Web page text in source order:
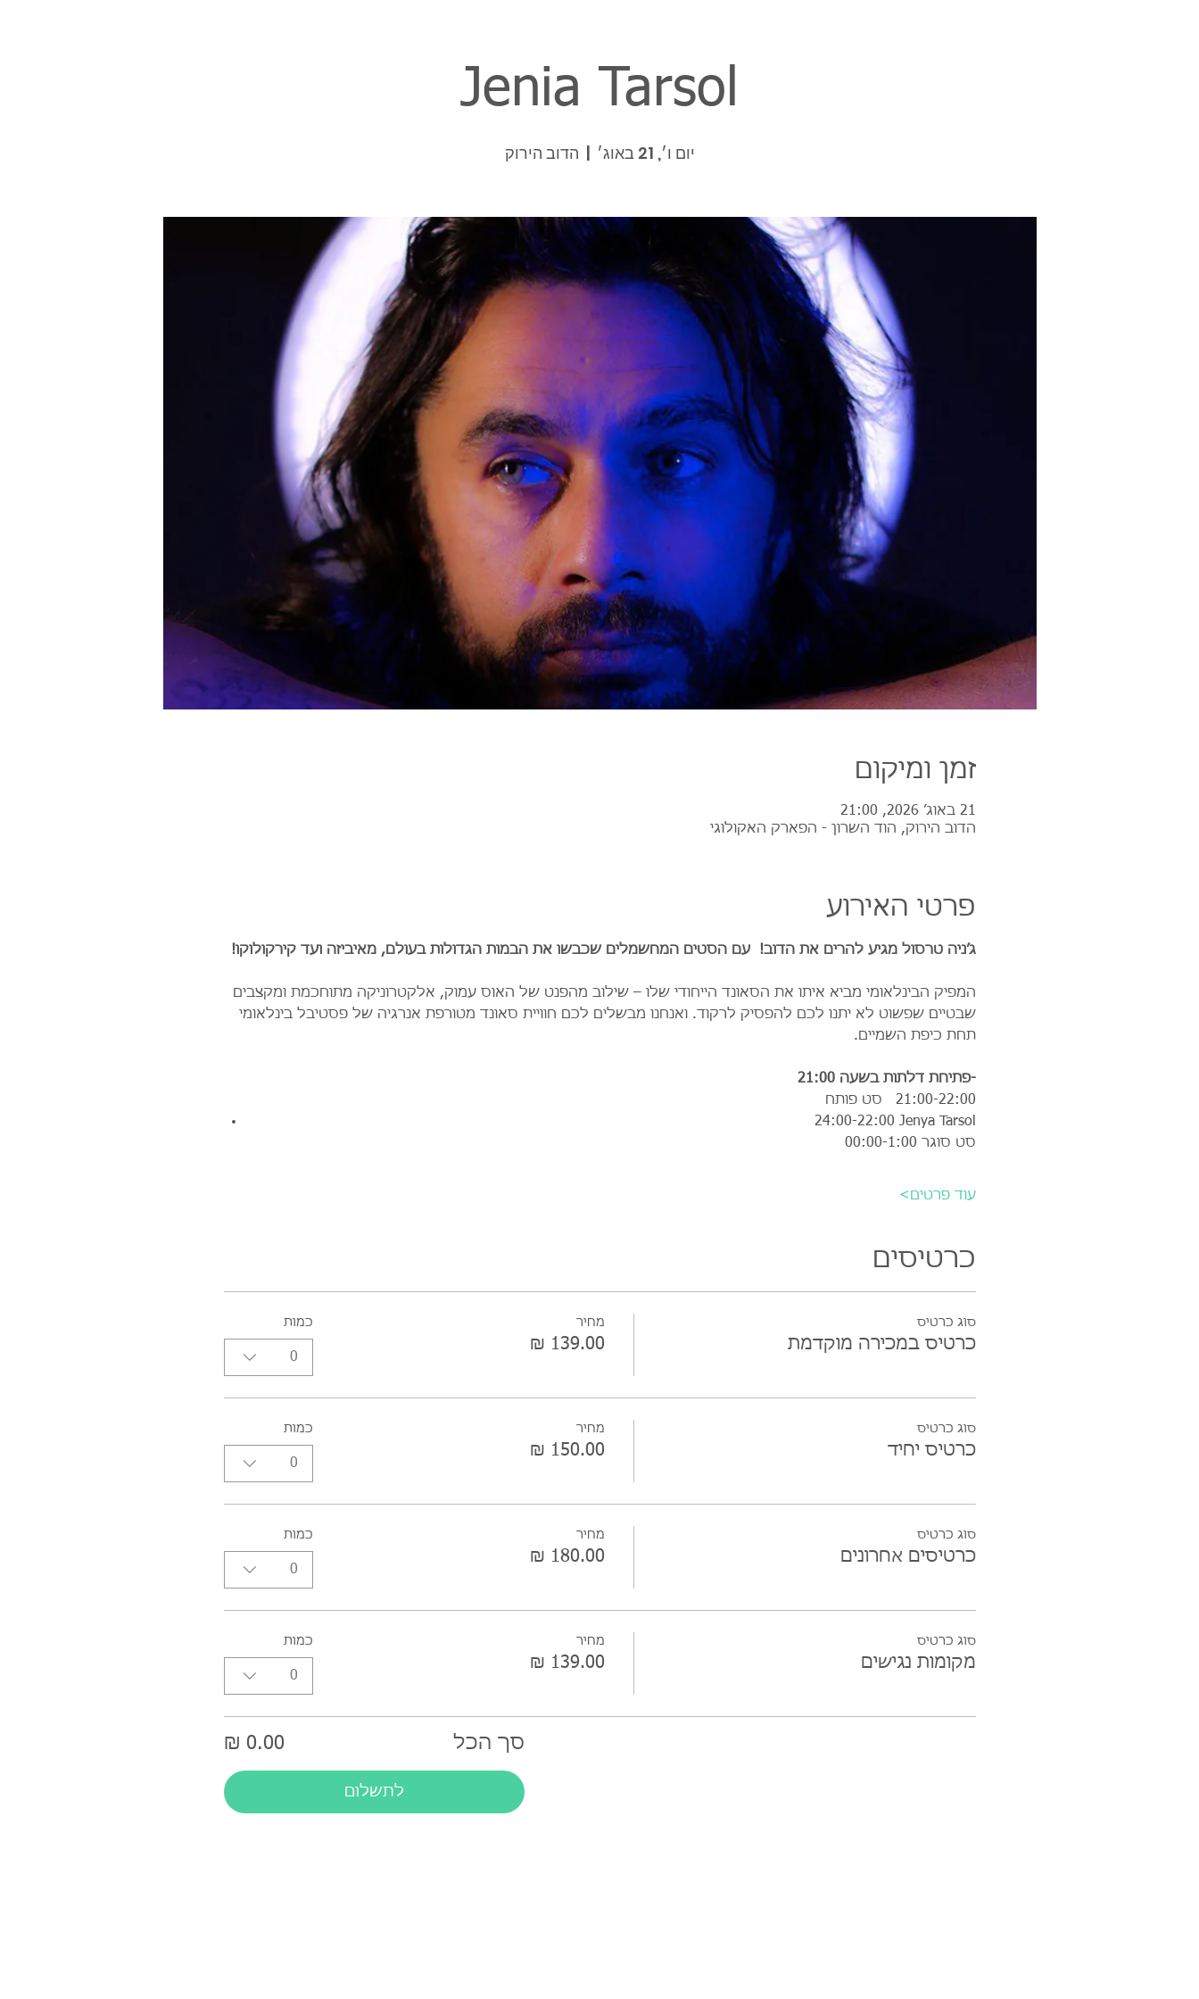
Jenia Tarsol
יום ו׳, 21 באוג׳
  |
הדוב הירוק
זמן ומיקום
21 באוג׳ 2026, 21:00
הדוב הירוק, הוד השרון - הפארק האקולוגי
פרטי האירוע
ג׳ניה טרסול מגיע להרים את הדוב!  עם הסטים המחשמלים שכבשו את הבמות הגדולות בעולם, מאיביזה ועד קירקולוקו!
המפיק הבינלאומי מביא איתו את הסאונד הייחודי שלו – שילוב מהפנט של האוס עמוק, אלקטרוניקה מתוחכמת ומקצבים
שבטיים שפשוט לא יתנו לכם להפסיק לרקוד. ואנחנו מבשלים לכם חוויית סאונד מטורפת אנרגיה של פסטיבל בינלאומי
תחת כיפת השמיים.
-פתיחת דלתות בשעה 21:00
21:00-22:00   סט פותח
24:00-22:00 Jenya Tarsol
00:00-1:00 סט סוגר
עוד פרטים>
כרטיסים
סוג כרטיס
כרטיס במכירה מוקדמת
מחיר כמות
0
סוג כרטיס
כרטיס יחיד
מחיר כמות
0
סוג כרטיס
כרטיסים אחרונים
מחיר כמות
0
סוג כרטיס
מקומות נגישים
מחיר כמות
0
סך הכל
לתשלום